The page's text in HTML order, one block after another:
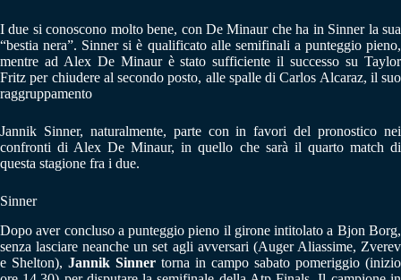
I due si conoscono molto bene, con De Minaur che ha in Sinner la sua
“bestia nera”. Sinner si è qualificato alle semifinali a punteggio pieno,
mentre ad Alex De Minaur è stato sufficiente il successo su Taylor
Fritz per chiudere al secondo posto, alle spalle di Carlos Alcaraz, il suo
raggruppamento
Jannik Sinner, naturalmente, parte con in favori del pronostico nei
confronti di Alex De Minaur, in quello che sarà il quarto match di
questa stagione fra i due.
Sinner
Dopo aver concluso a punteggio pieno il girone intitolato a Bjon Borg,
senza lasciare neanche un set agli avversari (Auger Aliassime, Zverev
e Shelton), Jannik Sinner torna in campo sabato pomeriggio (inizio